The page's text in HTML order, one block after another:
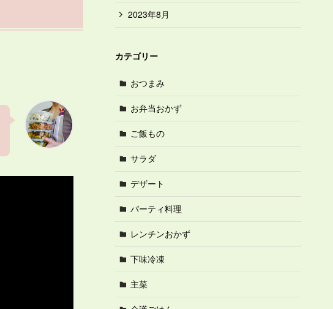
2023年8月
カテゴリー
おつまみ
お弁当おかず
ご飯もの
サラダ
デザート
パーティ料理
レンチンおかず
下味冷凍
主菜